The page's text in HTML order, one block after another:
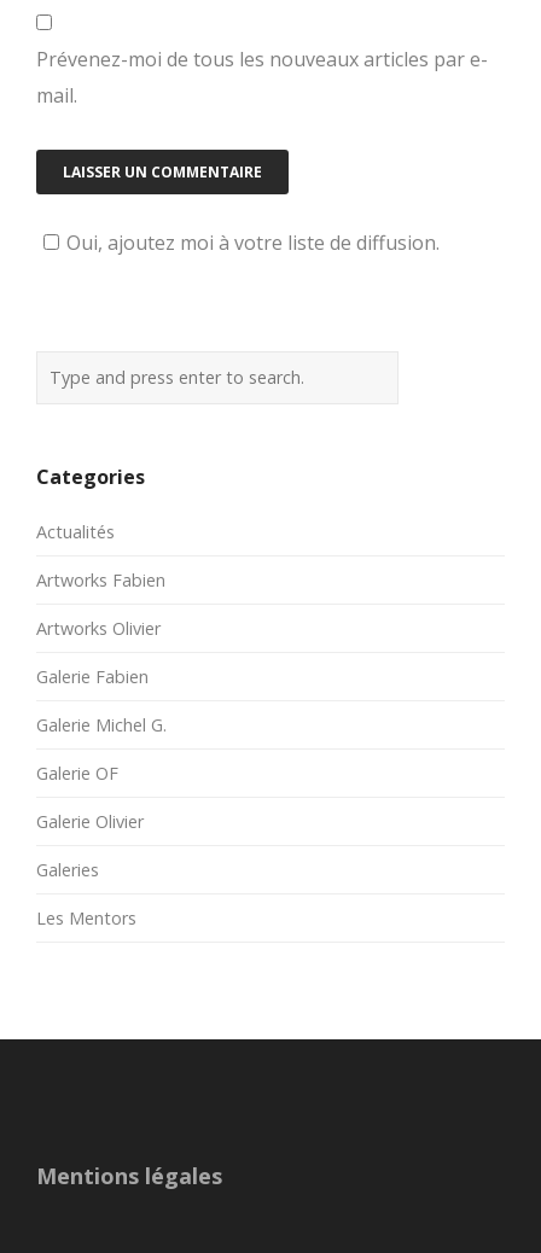
Prévenez-moi de tous les nouveaux articles par e-
mail.
Oui, ajoutez moi à votre liste de diffusion.
Categories
Actualités
Artworks Fabien
Artworks Olivier
Galerie Fabien
Galerie Michel G.
Galerie OF
Galerie Olivier
Galeries
Les Mentors
Mentions légales